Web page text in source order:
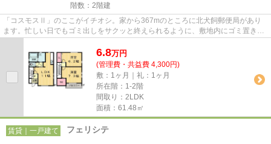
階数：2階建
「コスモスⅡ」のここがイチオシ。家から367mのところに北犬飼郵便局があり
ます。忙しい日でもゴミ出しをサクッと終えられるように、敷地内にゴミ置き場
6.8万円
(管理費・共益費 4,300円)
敷：1ヶ月｜礼：1ヶ月
所在階：1-2階
間取り：2LDK
面積：61.48㎡
賃貸｜一戸建て フェリシテ